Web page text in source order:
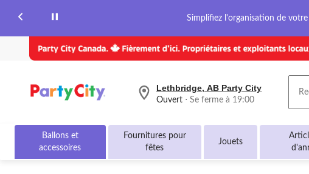
Simplifiez l'organisation de
votre
Lethbridge,
AB
Party
Lethbridge, AB Party City
Ouvert ⋅ Se ferme à 19:00
Ballons et
accessoires
Fournitures pour
fêtes
Jouets